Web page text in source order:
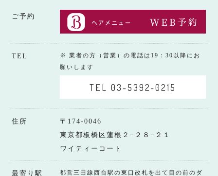
ご予約
TEL
※ 業者の方（営業）の電話は19：30以降にお
願いします
TEL 03-5392-0215
住所
〒174-0046
東京都板橋区蓮根２−２８−２１
ワイティーコート
最寄り駅 都営三田線西台駅の東口改札を出て目の前のダ